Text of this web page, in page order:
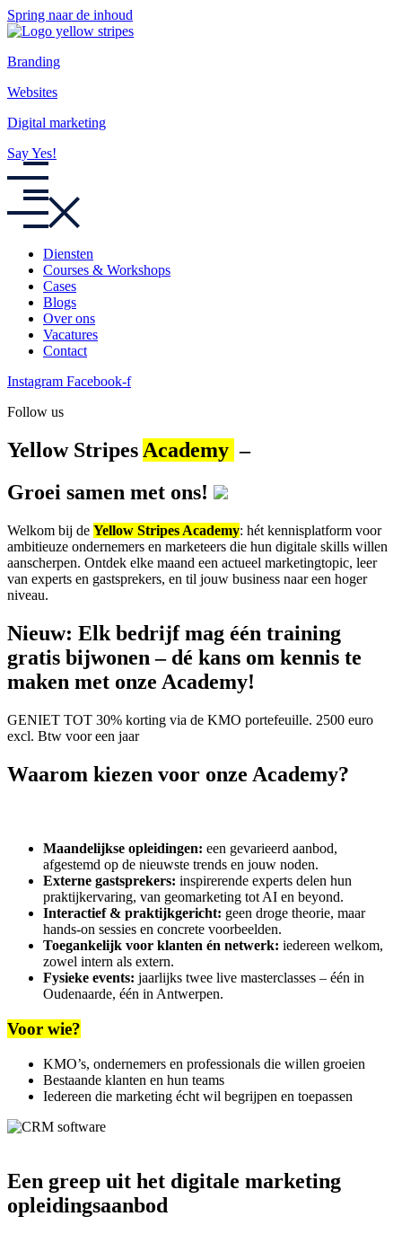
Spring naar de inhoud
Branding
Websites
Digital marketing
Say Yes!
Diensten
Courses & Workshops
Cases
Blogs
Over ons
Vacatures
Contact
Instagram Facebook-f
Follow us
Yellow StripesAcademy –
Groei samen met ons!
Welkom bij de Yellow Stripes Academy: hét kennisplatform voor
ambitieuze ondernemers en marketeers die hun digitale skills willen
aanscherpen. Ontdek elke maand een actueel marketingtopic, leer
van experts en gastsprekers, en til jouw business naar een hoger
niveau.
Nieuw: Elk bedrijf mag één training
gratis bijwonen – dé kans om kennis te
maken met onze Academy!
GENIET TOT 30% korting via de KMO portefeuille. 2500 euro
excl. Btw voor een jaar
Waarom kiezen voor onze Academy?
Maandelijkse opleidingen: een gevarieerd aanbod,
afgestemd op de nieuwste trends en jouw noden.
Externe gastsprekers: inspirerende experts delen hun
praktijkervaring, van geomarketing tot AI en beyond.
Interactief & praktijkgericht: geen droge theorie, maar
hands-on sessies en concrete voorbeelden.
Toegankelijk voor klanten én netwerk: iedereen welkom,
zowel intern als extern.
Fysieke events: jaarlijks twee live masterclasses – één in
Oudenaarde, één in Antwerpen.
Voor wie?
KMO’s, ondernemers en professionals die willen groeien
Bestaande klanten en hun teams
Iedereen die marketing écht wil begrijpen en toepassen
Een greep uit het digitale marketing
opleidingsaanbod